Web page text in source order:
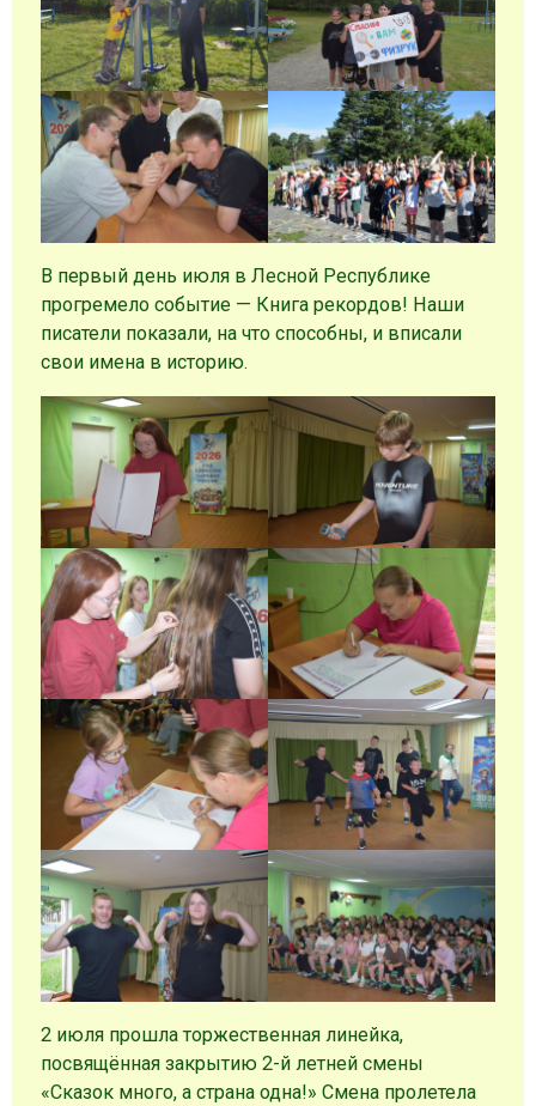
В первый день июля в Лесной Республике
прогремело событие — Книга рекордов! Наши
писатели показали, на что способны, и вписали
свои имена в историю.
2 июля прошла торжественная линейка,
посвящённая закрытию 2-й летней смены
«Сказок много, а страна одна!» Смена пролетела